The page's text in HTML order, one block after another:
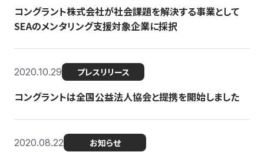
コングラント株式会社が社会課題を解決する事業として
SEAのメンタリング支援対象企業に採択
2020.10.29 プレスリリース
コングラントは全国公益法人協会と提携を開始しました
2020.08.22 お知らせ